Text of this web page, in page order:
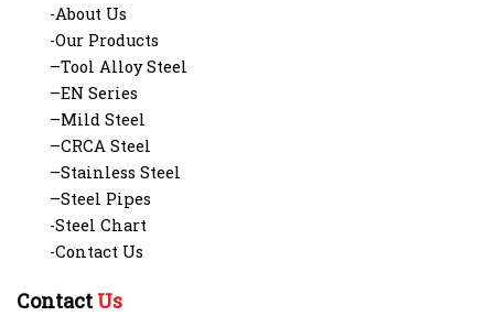
-About Us
-Our Products
–Tool Alloy Steel
–EN Series
–Mild Steel
–CRCA Steel
–Stainless Steel
–Steel Pipes
-Steel Chart
-Contact Us
Contact Us